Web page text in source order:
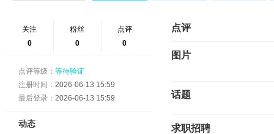
关注
0
粉丝
0
点评
0
点评等级： 等待验证
注册时间： 2026-06-13 15:59
最后登录： 2026-06-13 15:59
动态
点评
图片
话题
求职招聘